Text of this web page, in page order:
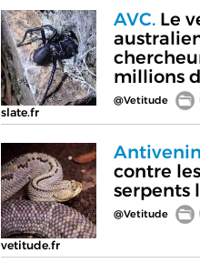
slate.fr
AVC.Le
millions
@Vetitude
vetitude.fr
contre
serpents
@Vetitude